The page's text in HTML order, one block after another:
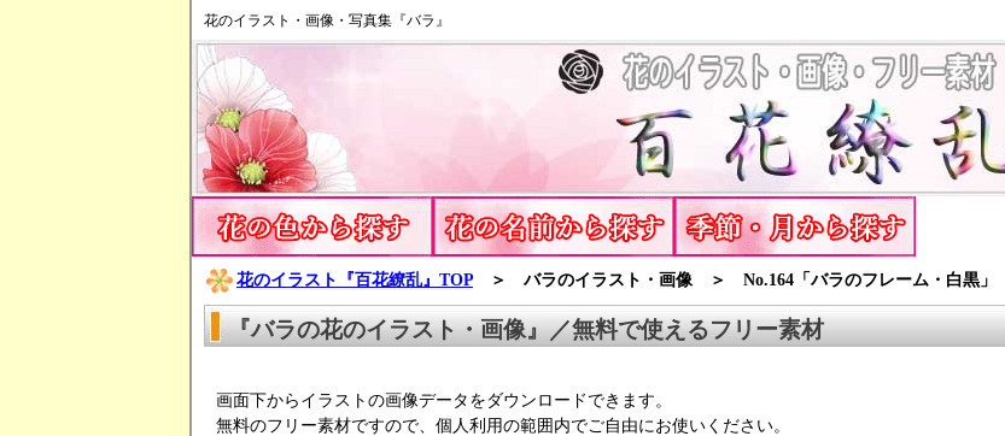
花のイラスト・画像・写真集『バラ』
花のイラスト『百花繚乱』TOP ＞ バラのイラスト・画像 ＞ No.164「バラのフレーム・白黒」
『バラの花のイラスト・画像』／無料で使えるフリー素材
画面下からイラストの画像データをダウンロードできます。
無料のフリー素材ですので、個人利用の範囲内でご自由にお使いください。